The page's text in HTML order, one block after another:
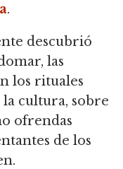
.
descubrió
las
los rituales
la cultura, sobre
ofrendas
de los